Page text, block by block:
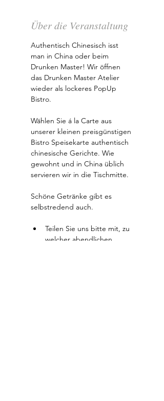
Über die Veranstaltung
Authentisch Chinesisch isst
man in China oder beim
Drunken Master! Wir öffnen
das Drunken Master Atelier
wieder als lockeres PopUp
Bistro.
Wählen Sie á la Carte aus
unserer kleinen preisgünstigen
Bistro Speisekarte authentisch
chinesische Gerichte. Wie
gewohnt und in China üblich
servieren wir in die Tischmitte.
Schöne Getränke gibt es
selbstredend auch.
Teilen Sie uns bitte mit, zu
welcher abendlichen